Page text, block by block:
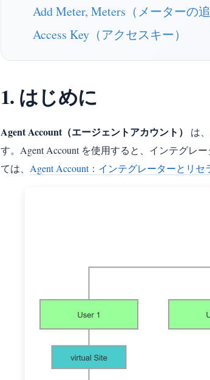
Add Meter, Meters（メーターの追
Access Key（アクセスキー）
1. はじめに
Agent Account（エージェントアカウント） は
す。Agent Account を使用すると、インテグレ
ては、 Agent Account：インテグレーターとリ